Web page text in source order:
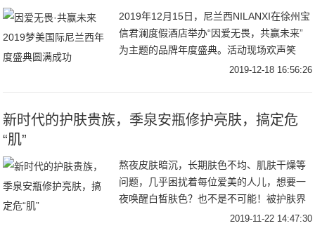
2019年12月15日，尼兰西NILANXI在徐州宝
信君澜度假酒店举办“因爱无畏，共赢未来”
为主题的品牌年度盛典。活动现场欢声笑
语，载歌载舞，尼兰西全国各地优秀代理欢
2019-12-18 16:56:26
新时代的护肤贵族，季泉安瓶修护亮肤，搞定危
“肌”
熬夜皮肤暗沉，长期肤色不均、肌肤干燥等
问题，几乎困扰着每位爱美的人儿，想要一
夜唤醒白皙肤色？也不是不可能！被护肤界
誉为“亮肤急救站”的季泉安瓶给众人带来无
2019-11-22 14:47:30